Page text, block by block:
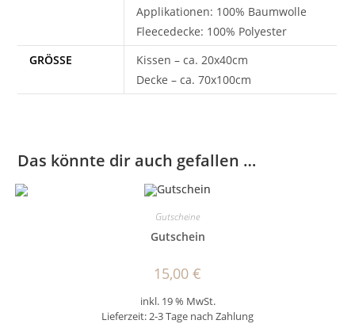
Applikationen: 100% Baumwolle
Fleecedecke: 100% Polyester
GRÖSSE
Kissen – ca. 20x40cm
Decke – ca. 70x100cm
Das könnte dir auch gefallen …
Gutscheine
Gutschein
15,00 €
inkl. 19 % MwSt.
Lieferzeit:2-3 Tage nach Zahlung